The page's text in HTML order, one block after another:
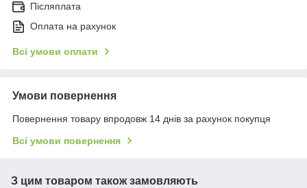
Післяплата
Оплата на рахунок
Всі умови оплати
Умови повернення
Повернення товару впродовж 14 днів за рахунок покупця
Всі умови повернення
З цим товаром також замовляють